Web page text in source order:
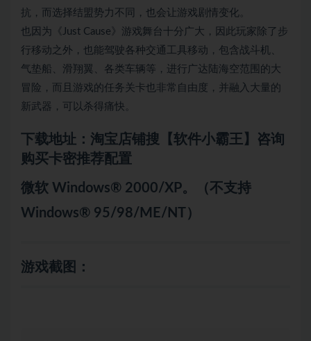
抗，而选择结盟势力不同，也会让游戏剧情变化。
也因为《Just Cause》游戏舞台十分广大，因此玩家除了步
行移动之外，也能驾驶各种交通工具移动，包含战斗机、
气垫船、滑翔翼、各类车辆等，进行广达陆海空范围的大
冒险，而且游戏的任务关卡也非常自由度，并融入大量的
新武器，可以杀得痛快。
下载地址：淘宝店铺搜【软件小霸王】咨询
购买卡密推荐配置
微软 Windows® 2000/XP。（不支持
Windows® 95/98/ME/NT）
游戏截图：